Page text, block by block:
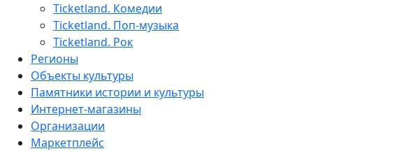
Ticketland. Комедии
Ticketland. Поп-музыка
Ticketland. Рок
Регионы
Объекты культуры
Памятники истории и культуры
Интернет-магазины
Организации
Маркетплейс